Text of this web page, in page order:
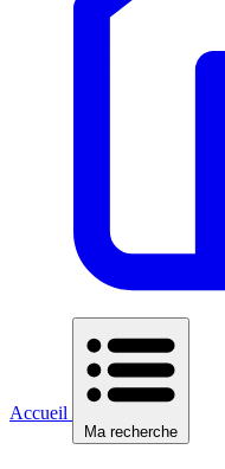
Accueil
Ma recherche